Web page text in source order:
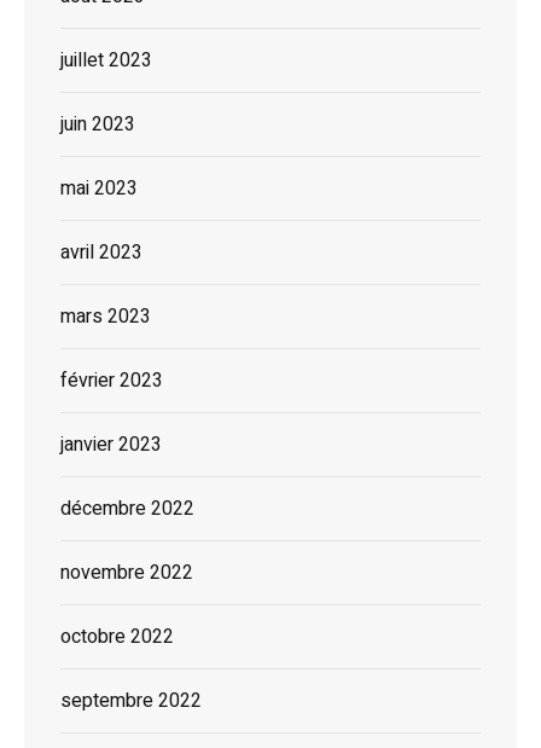
juillet 2023
juin 2023
mai 2023
avril 2023
mars 2023
février 2023
janvier 2023
décembre 2022
novembre 2022
octobre 2022
septembre 2022